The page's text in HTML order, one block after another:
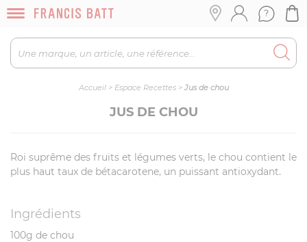
Accueil> Espace Recettes> Jus de chou
JUS DE CHOU
Roi suprême des fruits et légumes verts, le chou contient le
plus haut taux de bétacarotene, un puissant antioxydant.
Ingrédients
100g de chou